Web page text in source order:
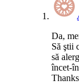
Da,
Să ştii
să
încet-